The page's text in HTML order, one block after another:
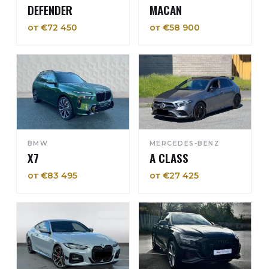
DEFENDER
от €72 450
MACAN
от €58 900
BMW
X7
от €83 495
MERCEDES-BENZ
A CLASS
от €27 425